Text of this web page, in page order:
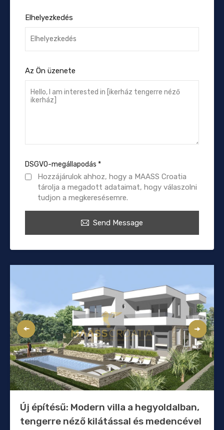
Elhelyezkedés
Az Ön üzenete
DSGVO-megállapodás *
Hozzájárulok ahhoz, hogy a MAASS Croatia
tárolja a megadott adataimat, hogy válaszolni
tudjon a megkeresésemre.
Send Message
Új építésű: Modern villa a hegyoldalban,
tengerre néző kilátással és medencével